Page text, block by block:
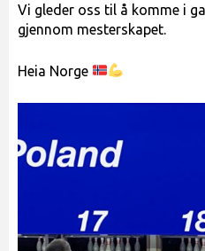
Vi gleder oss til å komme i
gjennom mesterskapet.
Heia Norge